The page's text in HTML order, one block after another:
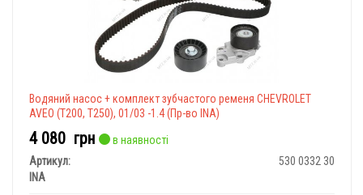
Водяний насос + комплект зубчастого ременя CHEVROLET
AVEO (T200, T250), 01/03 -1.4 (Пр-во INA)
4 080 грн
в наявності
Артикул:
530 0332 30
INA